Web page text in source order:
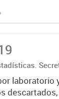
laboratorio